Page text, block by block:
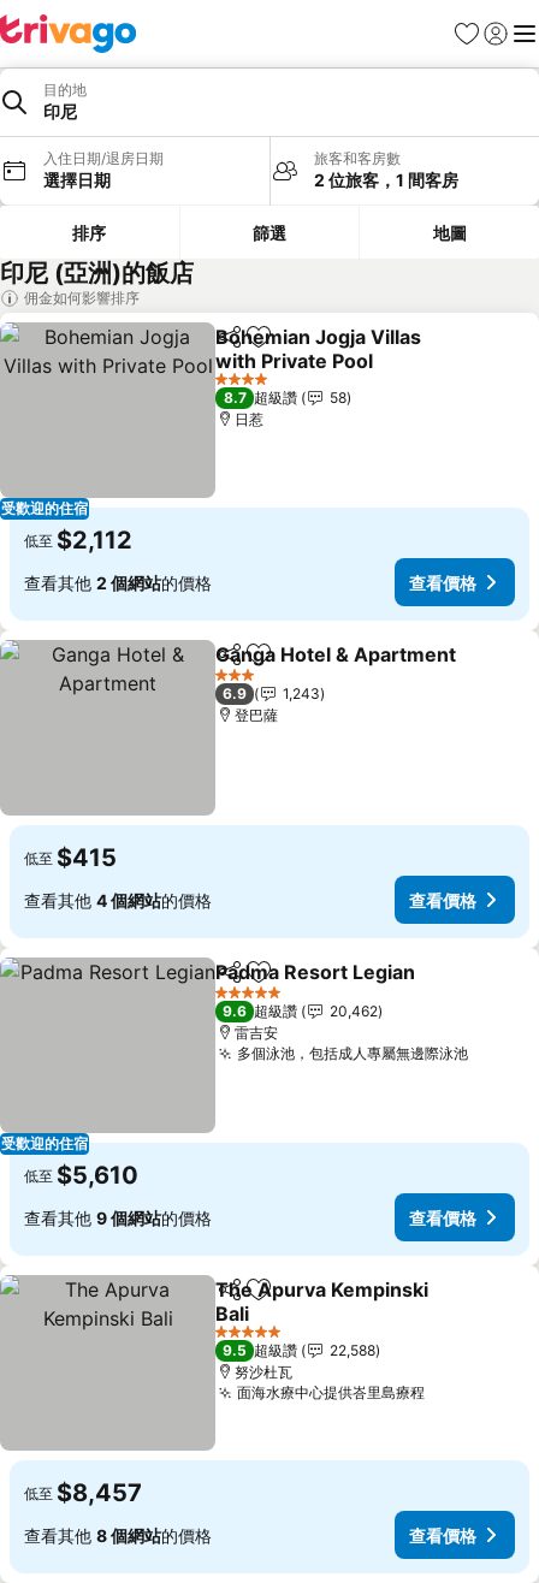
我的最愛
登入 選
目的地
印尼
入住日期/退房日期
選擇日期
旅客和客房數
2 位旅客，1 間客房
排序 篩選 地圖
印尼 (亞洲)的飯店
佣金如何影響排序
受歡迎的住宿
分享 加入我的最愛
Bohemian Jogja Villas
with Private Pool
查看價格
4 星級
8.7 超級讚
58
日惹
低至 $2,112
查看其他 2 個網站的價格 查看價格
分享 加入我的最愛
Ganga Hotel & Apartment
3 星級
6.9
1,243
登巴薩
低至 $415
查看其他 4 個網站的價格 查看價格
受歡迎的住宿
分享 加入我的最愛
Padma Resort Legian
5 星級
9.6 超級讚
20,462
雷吉安
多個泳池，包括成人專屬無邊際泳池查看價
低至 $5,610
查看其他 9 個網站的價格 查看價格
分享 加入我的最愛
The Apurva Kempinski
Bali
查看價格
5 星級
9.5 超級讚
22,588
努沙杜瓦
面海水療中心提供峇里島療程查看價格
低至 $8,457
查看其他 8 個網站的價格 查看價格